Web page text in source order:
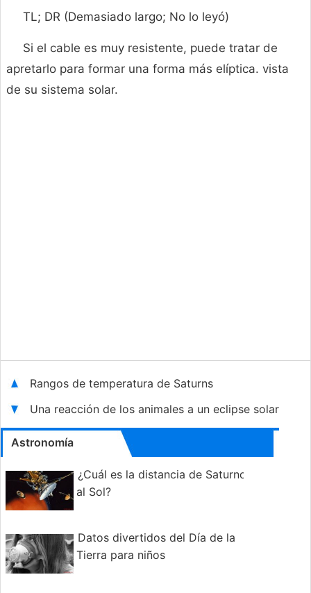
TL; DR (Demasiado largo; No lo leyó)
Si el cable es muy resistente, puede tratar de
apretarlo para formar una forma más elíptica. vista
de su sistema solar.
Rangos de temperatura de Saturns
Una reacción de los animales a un eclipse solar
Astronomía
¿Cuál es la distancia de Saturno
al Sol?
Datos divertidos del Día de la
Tierra para niños